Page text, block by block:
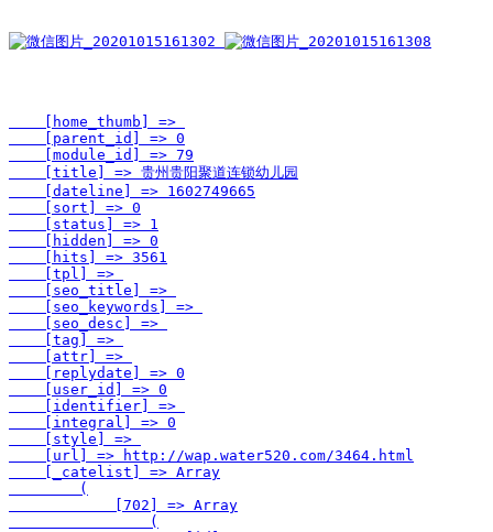
    [home_thumb] =>
    [parent_id] => 0
    [module_id] => 79
    [title] => 贵州贵阳聚道连锁幼儿园
    [dateline] => 1602749665
    [sort] => 0
    [status] => 1
    [hidden] => 0
    [hits] => 3561
    [tpl] =>
    [seo_title] =>
    [seo_keywords] =>
    [seo_desc] =>
    [tag] =>
    [attr] =>
    [replydate] => 0
    [user_id] => 0
    [identifier] =>
    [integral] => 0
    [style] =>
    [url] => http://wap.water520.com/3464.html
    [_catelist] => Array
        (
            [702] => Array
                (